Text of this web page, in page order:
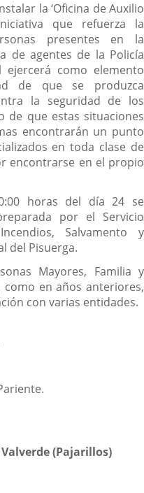
la ‘Oficina de Auxilio
que refuerza la
presentes en la
de agentes de la Policía
ejercerá como elemento
de que se produzca
la seguridad de los
de que estas situaciones
encontrarán un punto
en toda clase de
encontrarse en el propio
horas del día 24 se
por el Servicio
Salvamento y
del Pisuerga.
Mayores, Familia y
como en años anteriores,
con varias entidades.
(Pajarillos)